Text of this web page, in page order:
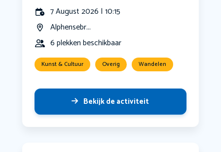
7 August 2026 | 10:15
Alphensebr...
6 plekken beschikbaar
Kunst & Cultuur Overig Wandelen
Bekijk de activiteit